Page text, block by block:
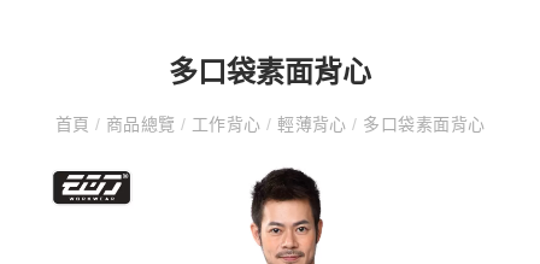
多口袋素面背心
首頁 / 商品總覽/ 工作背心/ 輕薄背心/ 多口袋素面背心